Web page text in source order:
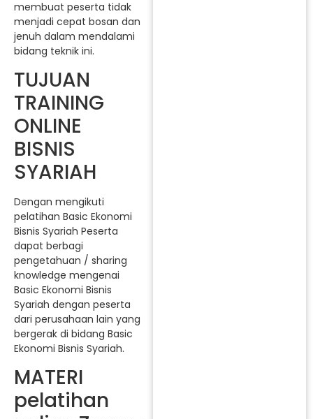
membuat peserta tidak
menjadi cepat bosan dan
jenuh dalam mendalami
bidang teknik ini.
TUJUAN
TRAINING
ONLINE
BISNIS
SYARIAH
Dengan mengikuti
pelatihan Basic Ekonomi
Bisnis Syariah Peserta
dapat berbagi
pengetahuan / sharing
knowledge mengenai
Basic Ekonomi Bisnis
Syariah dengan peserta
dari perusahaan lain yang
bergerak di bidang Basic
Ekonomi Bisnis Syariah.
MATERI
pelatihan